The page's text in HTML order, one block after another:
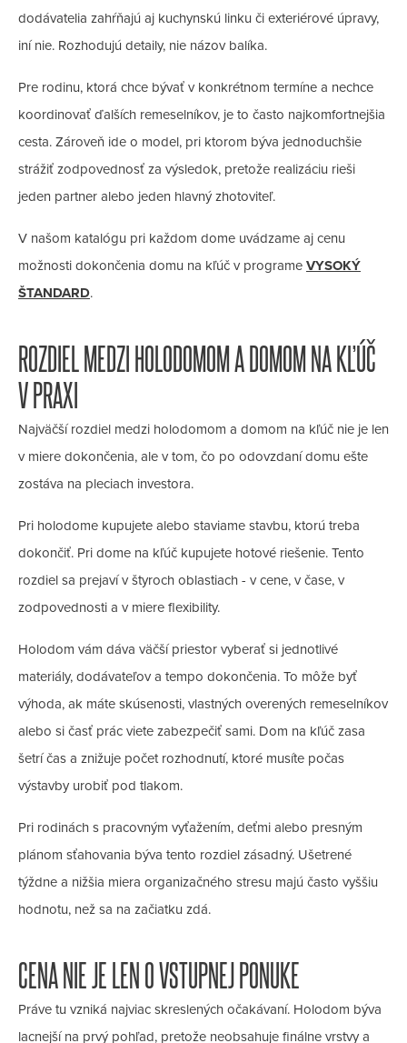
dodávatelia zahŕňajú aj kuchynskú linku či exteriérové úpravy,
iní nie. Rozhodujú detaily, nie názov balíka.
Pre rodinu, ktorá chce bývať v konkrétnom termíne a nechce
koordinovať ďalších remeselníkov, je to často najkomfortnejšia
cesta. Zároveň ide o model, pri ktorom býva jednoduchšie
strážiť zodpovednosť za výsledok, pretože realizáciu rieši
jeden partner alebo jeden hlavný zhotoviteľ.
V našom katalógu pri každom dome uvádzame aj cenu
možnosti dokončenia domu na kľúč v programe VYSOKÝ
ŠTANDARD.
ROZDIEL MEDZI HOLODOMOM A DOMOM NA KĽÚČ
V PRAXI
Najväčší rozdiel medzi holodomom a domom na kľúč nie je len
v miere dokončenia, ale v tom, čo po odovzdaní domu ešte
zostáva na pleciach investora.
Pri holodome kupujete alebo staviame stavbu, ktorú treba
dokončiť. Pri dome na kľúč kupujete hotové riešenie. Tento
rozdiel sa prejaví v štyroch oblastiach - v cene, v čase, v
zodpovednosti a v miere flexibility.
Holodom vám dáva väčší priestor vyberať si jednotlivé
materiály, dodávateľov a tempo dokončenia. To môže byť
výhoda, ak máte skúsenosti, vlastných overených remeselníkov
alebo si časť prác viete zabezpečiť sami. Dom na kľúč zasa
šetrí čas a znižuje počet rozhodnutí, ktoré musíte počas
výstavby urobiť pod tlakom.
Pri rodinách s pracovným vyťažením, deťmi alebo presným
plánom sťahovania býva tento rozdiel zásadný. Ušetrené
týždne a nižšia miera organizačného stresu majú často vyššiu
hodnotu, než sa na začiatku zdá.
CENA NIE JE LEN O VSTUPNEJ PONUKE
Práve tu vzniká najviac skreslených očakávaní. Holodom býva
lacnejší na prvý pohľad, pretože neobsahuje finálne vrstvy a